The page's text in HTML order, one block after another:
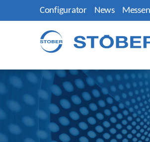
Configurator News Messen